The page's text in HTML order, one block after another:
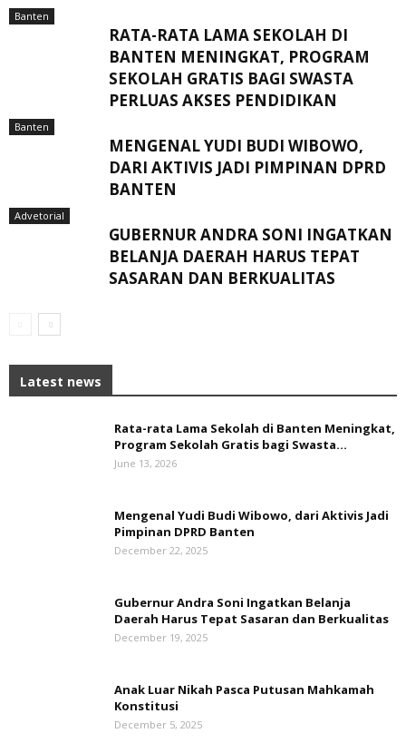
Banten
RATA-RATA LAMA SEKOLAH DI
BANTEN MENINGKAT, ‎PROGRAM
SEKOLAH GRATIS BAGI SWASTA
PERLUAS AKSES PENDIDIKAN ‎ ‎
Banten
MENGENAL YUDI BUDI WIBOWO,
DARI AKTIVIS JADI PIMPINAN DPRD
BANTEN
Advetorial
GUBERNUR ANDRA SONI INGATKAN
BELANJA DAERAH HARUS TEPAT
SASARAN DAN BERKUALITAS
Latest news
Rata-rata Lama Sekolah di Banten Meningkat,
‎Program Sekolah Gratis bagi Swasta...
June 13, 2026
Mengenal Yudi Budi Wibowo, dari Aktivis Jadi
Pimpinan DPRD Banten
December 22, 2025
Gubernur Andra Soni Ingatkan Belanja
Daerah Harus Tepat Sasaran dan Berkualitas
December 19, 2025
Anak Luar Nikah Pasca Putusan Mahkamah
Konstitusi
December 5, 2025